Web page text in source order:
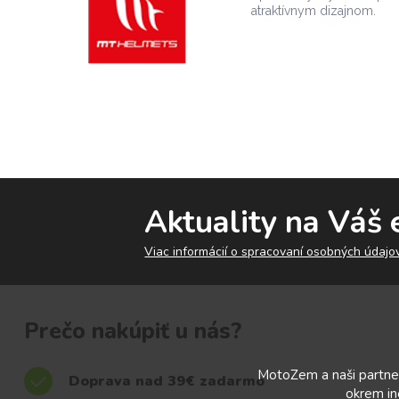
atraktívnym dizajnom.
Aktuality na Váš
Viac informácií o spracovaní osobných
Prečo nakúpiť u nás?
Doprava nad 39€ zadarmoMotoZem a naši
okrem